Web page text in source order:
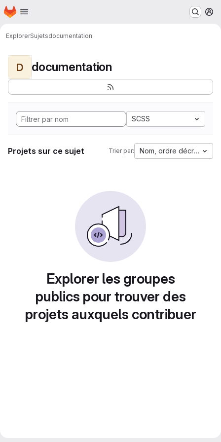
Passer au contenu principal
Page d'accueil
ExplorerSujetsdocumentation
D documentation
SCSS
Projets sur ce sujet Trier par: Nom, ordre décroissant
Explorer les groupes
publics pour trouver des
projets auxquels contribuer